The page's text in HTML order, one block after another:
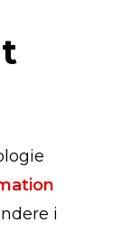
i